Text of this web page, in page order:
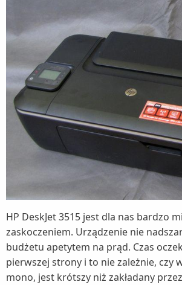
HP DeskJet 3515 jest dla nas bardzo
zaskoczeniem. Urządzenie nie
budżetu apetytem na prąd. Czas
pierwszej strony i to nie zależnie, czy
mono, jest krótszy niż zakładany